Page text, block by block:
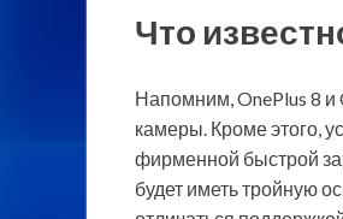
Что
Напомним, OnePlus 8 и
камеры. Кроме этого,
фирменной быстрой
будет иметь тройную